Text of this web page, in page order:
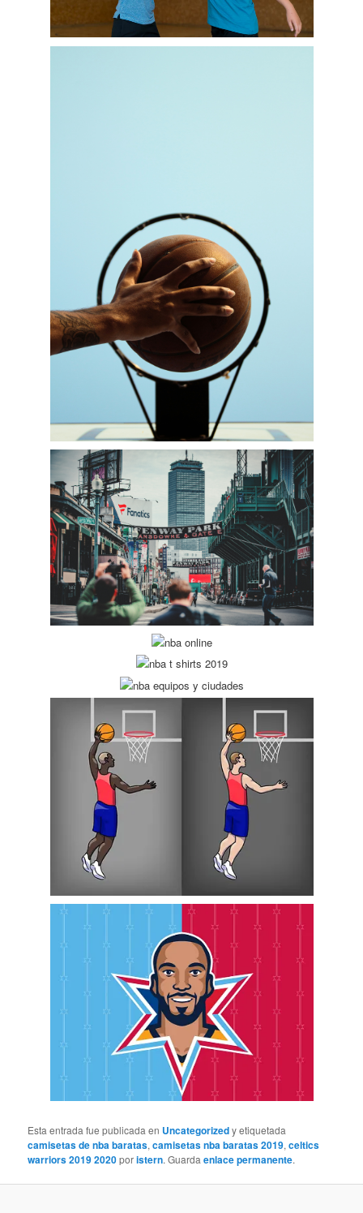
Esta entrada fue publicada en Uncategorizedy etiquetada
camisetas de nba baratas,camisetas nba baratas 2019,celtics
warriors 2019 2020poristern. Guardaenlace permanente.